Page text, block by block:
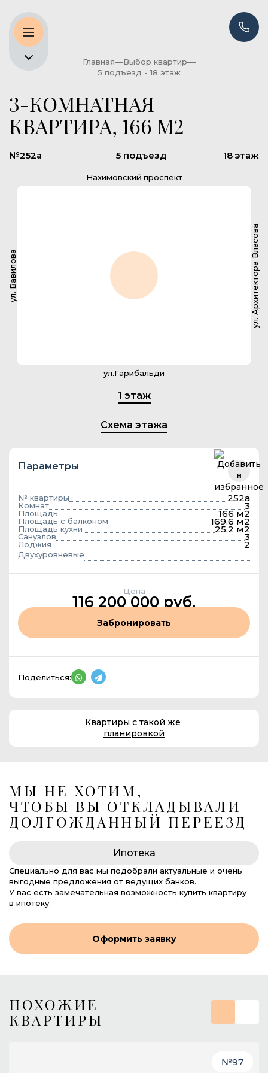
Главная
Выбор квартир
5 подъезд - 18 этаж
3-КОМНАТНАЯ
КВАРТИРА, 166 М2
№252а 5 подъезд 18 этаж
Квартиры с такой же
планировкой
ул. Вавилова
Нахимовский проспект
ул.Гарибальди
ул. Архитектора Власова
1 этаж
Схема этажа
Параметры
№ квартиры 252а
Комнат 3
Площадь 166 м2
Площадь с балконом 169.6 м2
Площадь кухни 25.2 м2
Санузлов 3
Лоджия 2
Двухуровневые
Цена
116 200 000 руб.
Забронировать
Поделиться:
МЫ НЕ ХОТИМ,
ЧТОБЫ ВЫ ОТКЛАДЫВАЛИ
ДОЛГОЖДАННЫЙ ПЕРЕЕЗД
Ипотека
Специально для вас мы подобрали актуальные и очень
выгодные предложения от ведущих банков.
У вас есть замечательная возможность купить квартиру
в ипотеку.
Оформить заявку
ПОХОЖИЕ
КВАРТИРЫ
№97